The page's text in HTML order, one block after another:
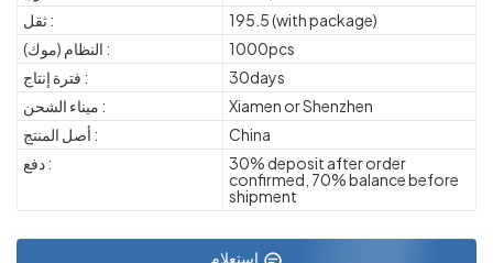
ثقل :
195.5 (with package)
النظام (موك) :
1000pcs
فترة إنتاج :
30days
ميناء الشحن :
Xiamen or Shenzhen
أصل المنتج :
China
دفع :
30% deposit after order
confirmed, 70% balance before
shipment